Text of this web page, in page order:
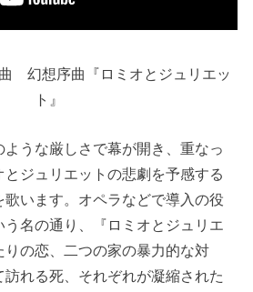
幻想序曲『ロミオとジュリエッ
ト』
うな厳しさで幕が開き、重なっ
ジュリエットの悲劇を予感する
います。オペラなどで導入の役
名の通り、『ロミオとジュリエ
りの恋、二つの家の暴力的な対
れる死、それぞれが凝縮された